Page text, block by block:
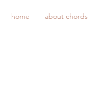
home about chords